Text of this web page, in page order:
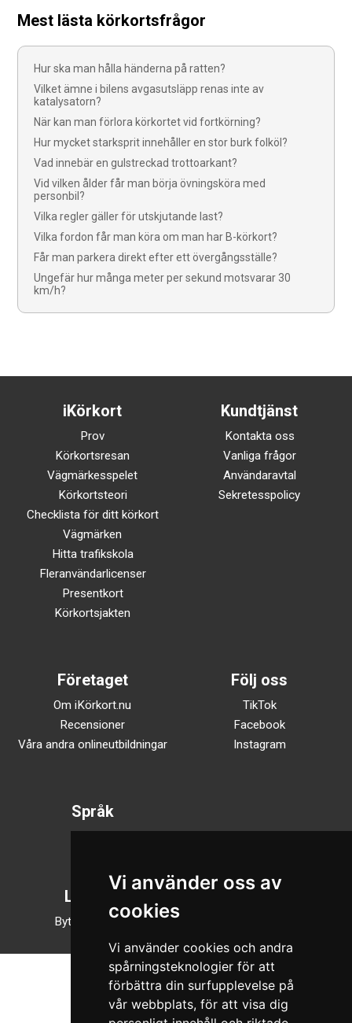
Vi använder oss av
cookies
Vi använder cookies och andra
spårningsteknologier för att
förbättra din surfupplevelse på
vår webbplats, för att visa dig
Mest lästa körkortsfrågor
Hur ska man hålla händerna på ratten?
Vilket ämne i bilens avgasutsläpp renas inte av
katalysatorn?
När kan man förlora körkortet vid fortkörning?
Hur mycket starksprit innehåller en stor burk folköl?
Vad innebär en gulstreckad trottoarkant?
Vid vilken ålder får man börja övningsköra med
personbil?
Vilka regler gäller för utskjutande last?
Vilka fordon får man köra om man har B-körkort?
Får man parkera direkt efter ett övergångsställe?
Ungefär hur många meter per sekund motsvarar 30
km/h?
iKörkort
Prov
Körkortsresan
Vägmärkesspelet
Körkortsteori
Checklista för ditt körkort
Vägmärken
Hitta trafikskola
Fleranvändarlicenser
Presentkort
Körkortsjakten
Kundtjänst
Kontakta oss
Vanliga frågor
Användaravtal
Sekretesspolicy
Företaget
Om iKörkort.nu
Recensioner
Våra andra onlineutbildningar
Följ oss
TikTok
Facebook
Instagram
Språk
Läsläge
Byt till nattläge